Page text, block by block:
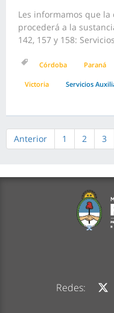
Les informamos que
procederá a la
142, 157 y 158:
Córdoba Paraná
Victoria Servicios
Anterior 1 2 3
Redes: